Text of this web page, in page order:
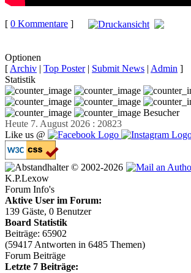
[ 0 Kommentare ]
Optionen
[ Archiv | Top Poster| Submit News | Admin ]
Statistik
Besucher
Heute 7. August 2026 : 20823
Like us @
© 2002-2026
K.P.Lexow
Forum Info's
Aktive User im Forum:
139 Gäste, 0 Benutzer
Board Statistik
Beiträge: 65902
(59417 Antworten in 6485 Themen)
Forum Beiträge
Letzte 7 Beiträge: